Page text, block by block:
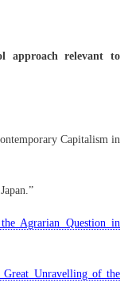
approach relevant to
Capitalism in
Japan.”
Agrarian Question in
Unravelling of the